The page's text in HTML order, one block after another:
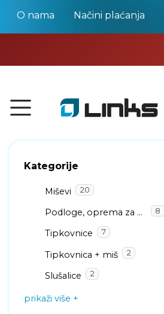
O nama Načini plaćanja
Kategorije
Miševi 20
Podloge, oprema za miševe 8
Tipkovnice 7
Tipkovnica + miš 2
Slušalice 2
prikaži više